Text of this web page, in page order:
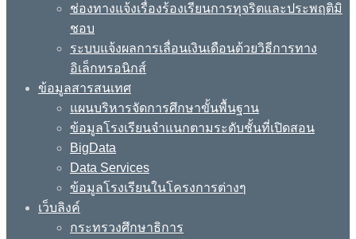
ช่องทางแจ้งเรื่องร้องเรียนการทุจริตและประพฤติมิ
ชอบ
ระบบแจ้งผลการเลื่อนเงินเดือนด้วยวิธีการทาง
อิเล็กทรอนิกส์
ข้อมูลสารสนเทศ
แผนบริหารจัดการศึกษาขั้นพื้นฐาน
ข้อมูลโรงเรียนจำแนกตามระดับชั้นที่เปิดสอน
BigData
Data Services
ข้อมูลโรงเรียนในโครงการต่างๆ
เว็บลิงค์
กระทรวงศึกษาธิการ